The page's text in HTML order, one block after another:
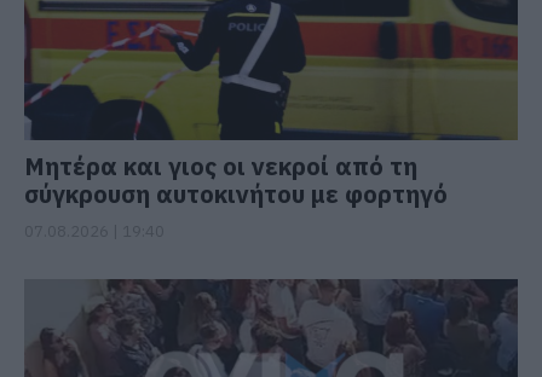
Μητέρα και γιος οι νεκροί από τη
σύγκρουση αυτοκινήτου με φορτηγό